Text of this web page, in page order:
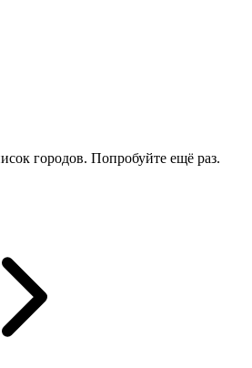
городов. Попробуйте ещё раз.